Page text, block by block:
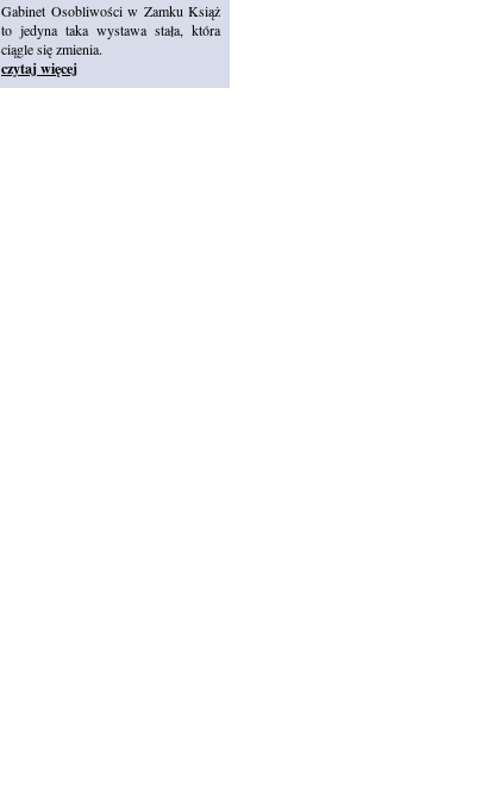
Gabinet Osobliwości w Zamku Książ
to jedyna taka wystawa stała, która
ciągle się zmienia.
czytaj więcej